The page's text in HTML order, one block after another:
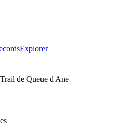
Explorer
Trail de Queue d Ane